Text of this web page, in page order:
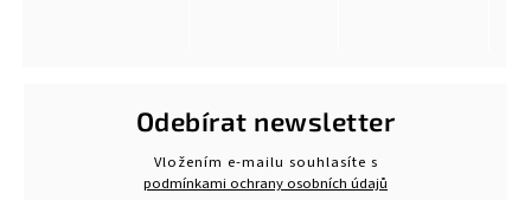
Odebírat newsletter
Vložením e-mailu souhlasíte s
podmínkami ochrany osobních údajů